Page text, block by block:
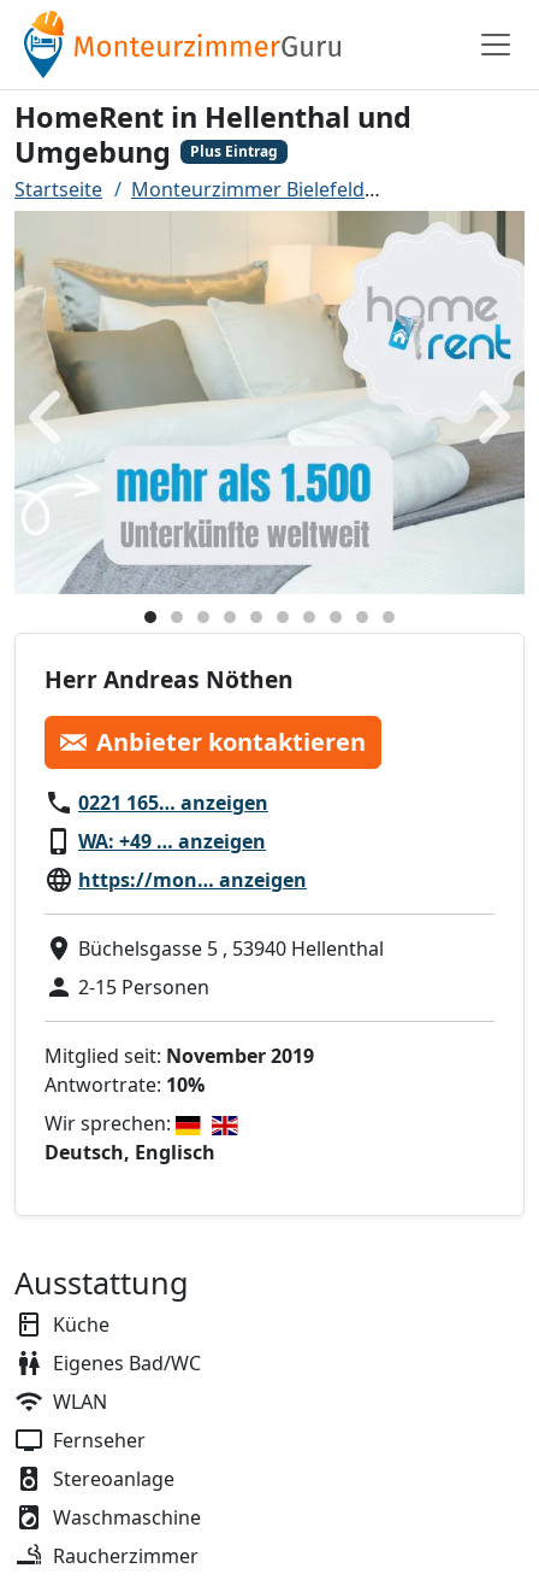
HomeRent in Hellenthal und
Umgebung
Plus Eintrag
Startseite Monteurzimmer Bielefeld
Zurück
Herr Andreas Nöthen
Anbieter kontaktieren
0221 165… anzeigen
WA: +49 … anzeigen
https://mon… anzeigen
Büchelsgasse 5 , 53940 Hellenthal
2-15 Personen
Mitglied seit: November 2019
Antwortrate: 10%
Wir sprechen:
Deutsch, Englisch
Ausstattung
Küche
Eigenes Bad/WC
WLAN
Fernseher
Stereoanlage
Waschmaschine
Raucherzimmer